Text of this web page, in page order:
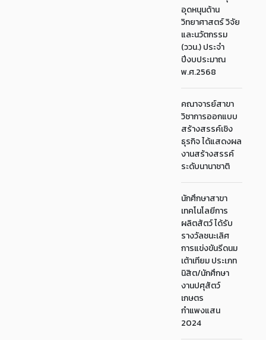
อุดหนุนด้าน
วิทยาศาสตร์ วิจัย
และนวัตกรรม
(ววน.) ประจำ
ปีงบประมาณ
พ.ศ.2568
คณาจารย์สาขา
วิชาการออกแบบ
สร้างสรรค์เชิง
ธุรกิจ ได้แสดงผล
งานสร้างสรรค์
ระดับนานาชาติ
นักศึกษาสาขา
เทคโนโลยีการ
ผลิตสัตว์ ได้รับ
รางวัลชนะเลิศ
การแข่งขันรีดนม
เต้าเทียม ประเภท
นิสิต/นักศึกษา
งานปศุสัตว์
เกษตร
กำแพงแสน
2024